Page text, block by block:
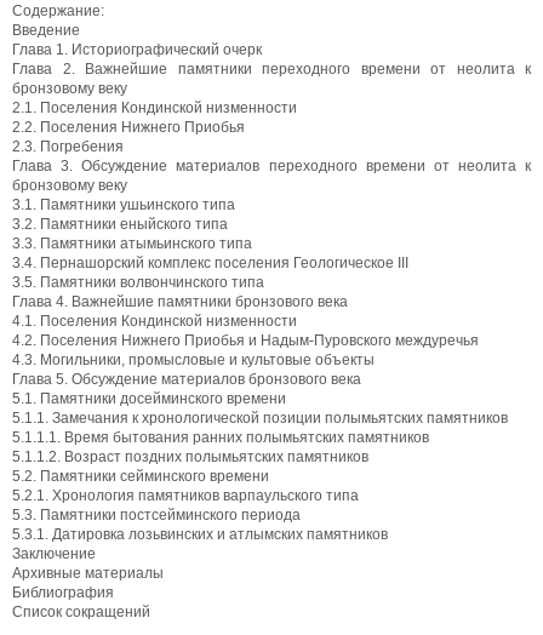
Содержание:
Введение
Глава 1. Историографический очерк
Глава 2. Важнейшие памятники переходного времени от неолита к
бронзовому веку
2.1. Поселения Кондинской низменности
2.2. Поселения Нижнего Приобья
2.3. Погребения
Глава 3. Обсуждение материалов переходного времени от неолита к
бронзовому веку
3.1. Памятники ушьинского типа
3.2. Памятники еныйского типа
3.3. Памятники атымьинского типа
3.4. Пернашорский комплекс поселения Геологическое III
3.5. Памятники волвончинского типа
Глава 4. Важнейшие памятники бронзового века
4.1. Поселения Кондинской низменности
4.2. Поселения Нижнего Приобья и Надым-Пуровского междуречья
4.3. Могильники, промысловые и культовые объекты
Глава 5. Обсуждение материалов бронзового века
5.1. Памятники досейминского времени
5.1.1. Замечания к хронологической позиции полымьятских памятников
5.1.1.1. Время бытования ранних полымьятских памятников
5.1.1.2. Возраст поздних полымьятских памятников
5.2. Памятники сейминского времени
5.2.1. Хронология памятников варпаульского типа
5.3. Памятники постсейминского периода
5.3.1. Датировка лозьвинских и атлымских памятников
Заключение
Архивные материалы
Библиография
Список сокращений